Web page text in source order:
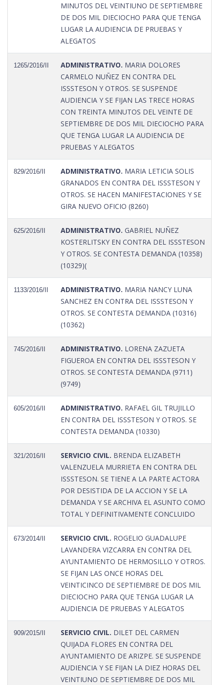
MINUTOS DEL VEINTIUNO DE SEPTIEMBRE
DE DOS MIL DIECIOCHO PARA QUE TENGA
LUGAR LA AUDIENCIA DE PRUEBAS Y
ALEGATOS
1265/2016/II ADMINISTRATIVO. MARIA DOLORES
CARMELO NUÑEZ EN CONTRA DEL
ISSSTESON Y OTROS. SE SUSPENDE
AUDIENCIA Y SE FIJAN LAS TRECE HORAS
CON TREINTA MINUTOS DEL VEINTE DE
SEPTIEMBRE DE DOS MIL DIECIOCHO PARA
QUE TENGA LUGAR LA AUDIENCIA DE
PRUEBAS Y ALEGATOS
829/2016/II ADMINISTRATIVO. MARIA LETICIA SOLIS
GRANADOS EN CONTRA DEL ISSSTESON Y
OTROS. SE HACEN MANIFESTACIONES Y SE
GIRA NUEVO OFICIO (8260)
625/2016/II ADMINISTRATIVO. GABRIEL NUÑEZ
KOSTERLITSKY EN CONTRA DEL ISSSTESON
Y OTROS. SE CONTESTA DEMANDA (10358)
(10329)(
1133/2016/II ADMINISTRATIVO. MARIA NANCY LUNA
SANCHEZ EN CONTRA DEL ISSSTESON Y
OTROS. SE CONTESTA DEMANDA (10316)
(10362)
745/2016/II ADMINISTRATIVO. LORENA ZAZUETA
FIGUEROA EN CONTRA DEL ISSSTESON Y
OTROS. SE CONTESTA DEMANDA (9711)
(9749)
605/2016/II ADMINISTRATIVO. RAFAEL GIL TRUJILLO
EN CONTRA DEL ISSSTESON Y OTROS. SE
CONTESTA DEMANDA (10330)
321/2016/II SERVICIO CIVIL. BRENDA ELIZABETH
VALENZUELA MURRIETA EN CONTRA DEL
ISSSTESON. SE TIENE A LA PARTE ACTORA
POR DESISTIDA DE LA ACCION Y SE LA
DEMANDA Y SE ARCHIVA EL ASUNTO COMO
TOTAL Y DEFINITIVAMENTE CONCLUIDO
673/2014/II SERVICIO CIVIL. ROGELIO GUADALUPE
LAVANDERA VIZCARRA EN CONTRA DEL
AYUNTAMIENTO DE HERMOSILLO Y OTROS.
SE FIJAN LAS ONCE HORAS DEL
VEINTICINCO DE SEPTIEMBRE DE DOS MIL
DIECIOCHO PARA QUE TENGA LUGAR LA
AUDIENCIA DE PRUEBAS Y ALEGATOS
909/2015/II SERVICIO CIVIL. DILET DEL CARMEN
QUIJADA FLORES EN CONTRA DEL
AYUNTAMIENTO DE ARIZPE. SE SUSPENDE
AUDIENCIA Y SE FIJAN LA DIEZ HORAS DEL
VEINTIUNO DE SEPTIEMBRE DE DOS MIL